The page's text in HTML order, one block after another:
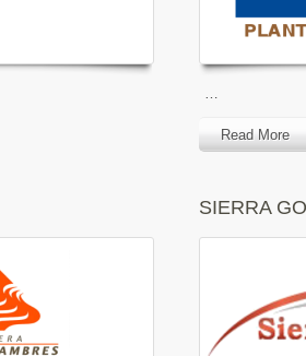
…
Read More
SIERRA